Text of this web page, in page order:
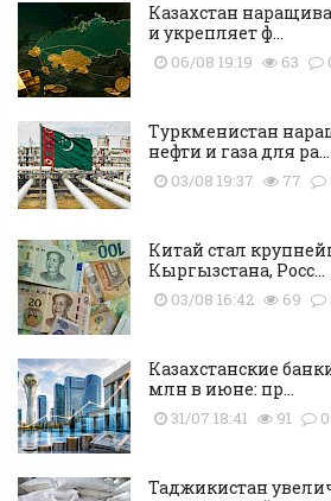
Казахстан
и укрепляет ф...
06/08 19:19 63
Туркменистан
нефти и газа для ра...
03/08 19:37 77
Китай стал
Кыргызстана, Росс...
03/08 16:42 69
Казахстанские
млн в июне: пр...
31/07 18:41 91 0
Таджикистан